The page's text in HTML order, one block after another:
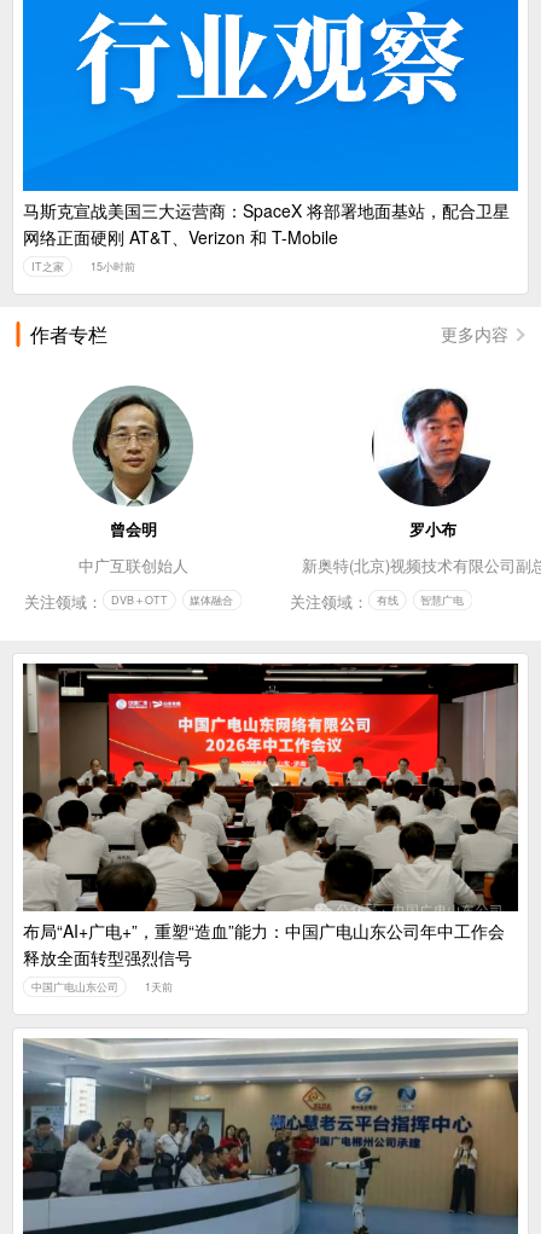
马斯克宣战美国三大运营商：SpaceX 将部署地面基站，配合卫星
网络正面硬刚 AT&T、Verizon 和 T-Mobile
IT之家 15小时前
作者专栏 更多内容
曾会明
中广互联创始人
关注领域：
DVB＋OTT 媒体融合
罗小布
新奥特(北京)视频技术有限公司副
关注领域：
有线 智慧广电
布局“AI+广电+”，重塑“造血”能力：中国广电山东公司年中工作会
释放全面转型强烈信号
中国广电山东公司 1天前